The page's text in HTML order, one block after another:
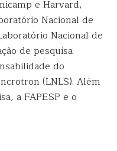
e Harvard,
Nacional de
Nacional de
de pesquisa
do
(LNLS). Além
a FAPESP e o